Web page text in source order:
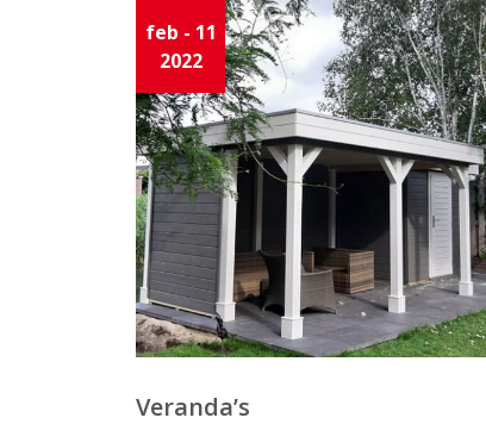
feb - 11
2022
Veranda’s